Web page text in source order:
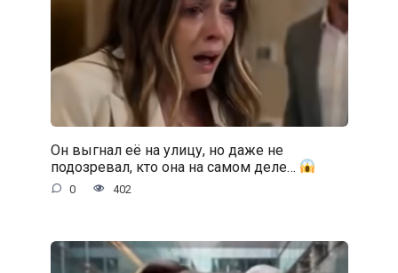
Он выгнал её на улицу, но даже не
подозревал, кто она на самом деле…
0 402